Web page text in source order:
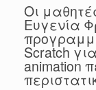
Οι
Ευγενία
Scratch
animation